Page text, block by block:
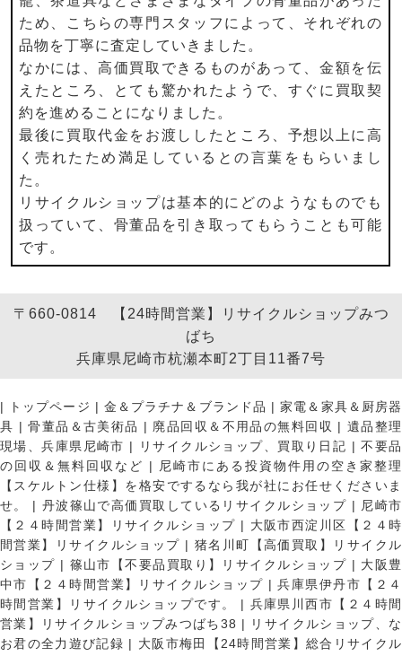
ため、こちらの専門スタッフによって、それぞれの
品物を丁寧に査定していきました。
なかには、高価買取できるものがあって、金額を伝
えたところ、とても驚かれたようで、すぐに買取契
約を進めることになりました。
最後に買取代金をお渡ししたところ、予想以上に高
く売れたため満足しているとの言葉をもらいまし
た。
リサイクルショップは基本的にどのようなものでも
扱っていて、骨董品を引き取ってもらうことも可能
です。
〒660-0814 【24時間営業】リサイクルショップみつ
ばち
兵庫県尼崎市杭瀬本町2丁目11番7号
| トップページ | 金＆プラチナ＆ブランド品 |家電＆家具＆厨房器
具 |骨董品＆古美術品 | 廃品回収＆不用品の無料回収 | 遺品整理
現場、兵庫県尼崎市 | リサイクルショップ、買取り日記 |不要品
の回収＆無料回収など |
尼崎市にある投資物件用の空き家整理
【スケルトン仕様】を格安でするなら我が社にお任せくださいま
せ。
| 丹波篠山で高価買取しているリサイクルショップ | 尼崎市
【２４時間営業】リサイクルショップ | 大阪市西淀川区【２４時
間営業】リサイクルショップ | 猪名川町【高価買取】リサイクル
ショップ | 篠山市【不要品買取り】リサイクルショップ | 大阪豊
中市【２４時間営業】リサイクルショップ |兵庫県伊丹市【２４
時間営業】リサイクルショップです。
| 兵庫県川西市【２４時間
営業】リサイクルショップみつばち38 |
リサイクルショップ、な
お君の全力遊び記録 | 大阪市梅田【24時間営業】総合リサイクル